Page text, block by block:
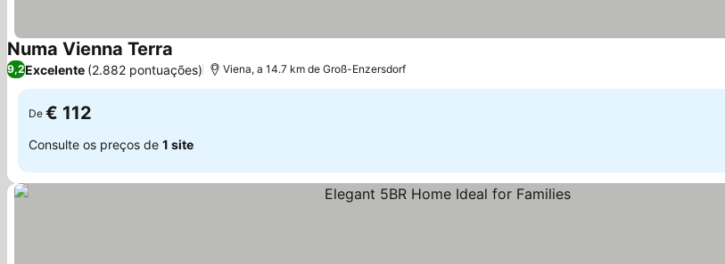
Numa Vienna Terra
9,2Excelente (2.882 pontuações) Viena, a 14.7 km de Groß-Enzersdorf
De € 112
Consulte os preços de 1 site